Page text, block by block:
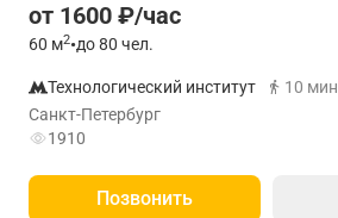
от 1600 ₽/час
60 м2•до 80 чел.
Технологический институт
10 мин
Санкт-Петербург
1910
Позвонить